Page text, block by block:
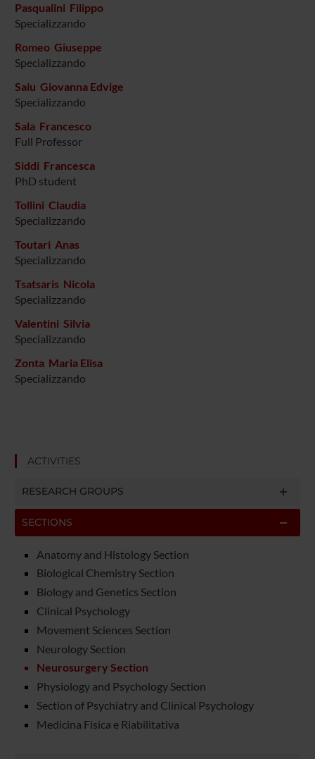
Pasqualini Filippo
Specializzando
Romeo Giuseppe
Specializzando
Saiu Giovanna Edvige
Specializzando
Sala Francesco
Full Professor
Siddi Francesca
PhD student
Tollini Claudia
Specializzando
Toutari Anas
Specializzando
Tsatsaris Nicola
Specializzando
Valentini Silvia
Specializzando
Zonta Maria Elisa
Specializzando
ACTIVITIES
RESEARCH GROUPS
SECTIONS
Anatomy and Histology Section
Biological Chemistry Section
Biology and Genetics Section
Clinical Psychology
Movement Sciences Section
Neurology Section
Neurosurgery Section
Physiology and Psychology Section
Section of Psychiatry and Clinical Psychology
Medicina Fisica e Riabilitativa